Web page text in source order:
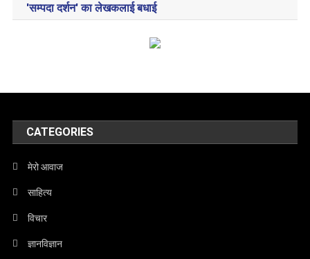
'सम्पदा दर्शन' का लेखकलाई बधाई
CATEGORIES
मेरो आवाज
साहित्य
विचार
ज्ञानविज्ञान